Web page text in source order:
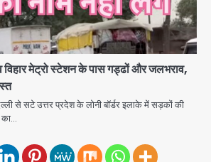
विहार मेट्रो स्टेशन के पास गड्ढों और जलभराव,
से सटे उत्तर प्रदेश के लोनी बॉर्डर इलाके में सड़कों की
का…
सरकारी भर्ती परीक्षाओं में नकल कराने वाले
अंतरराज्यीय गिरोह का भंडाफोड़, मास्टरमाइंड
समेत 7 गिरफ्तार
Team JHJ
आॅपरेशन ह्यप्रहारह्ण : 72 घंटे में उत्तर-पश्चिम
जिला पुलिस का बड़ा एक्शन